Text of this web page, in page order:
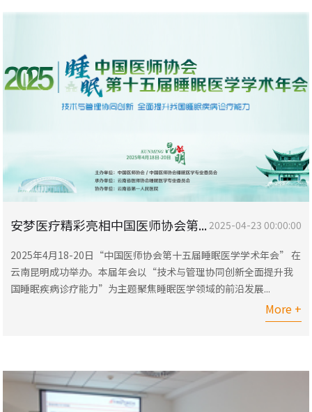
安梦医疗精彩亮相中国医师协会第... 2025-04-23 00:00:00
2025年4月18-20日“中国医师协会第十五届睡眠医学学术年会” 在
云南昆明成功举办。本届年会以“技术与管理协同创新全面提升我
国睡眠疾病诊疗能力”为主题聚焦睡眠医学领域的前沿发展...
More +